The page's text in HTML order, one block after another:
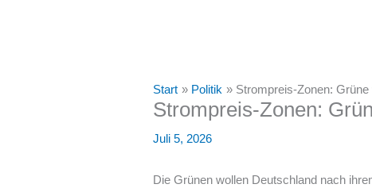
Start Politik Strompreis-Zonen:
Strompreis-Zonen:
Juli 5, 2026
Die Grünen wollen Deutschland nach